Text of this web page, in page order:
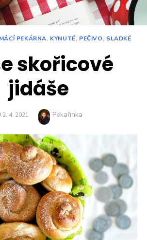
PEKÁRNA, KYNUTÉ, PEČIVO, SLADKÉ
skořicové
jidáše
POSTED
2. 4. 2021 Author
Pekařinka